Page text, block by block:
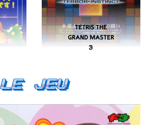
Le Jeu
TETRIS THE
GRAND MASTER
3